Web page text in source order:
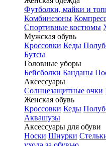
Футболки, майки и
Комбинезоны
Спортивные костюмы
Мужская обувь
Кроссовки Кеды
Бутсы
Головные уборы
Бейсболки Банданы
Аксессуары
Солнцезащитные очки
Женская обувь
Кроссовки Кеды
Аквашузы
Аксессуары для обуви
Носки Шнурки